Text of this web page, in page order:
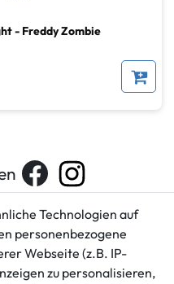
- Freddy Zombie
Rechtliches
Technologien auf
personenbezogene
Webseite (z.B. IP-
zu personalisieren,